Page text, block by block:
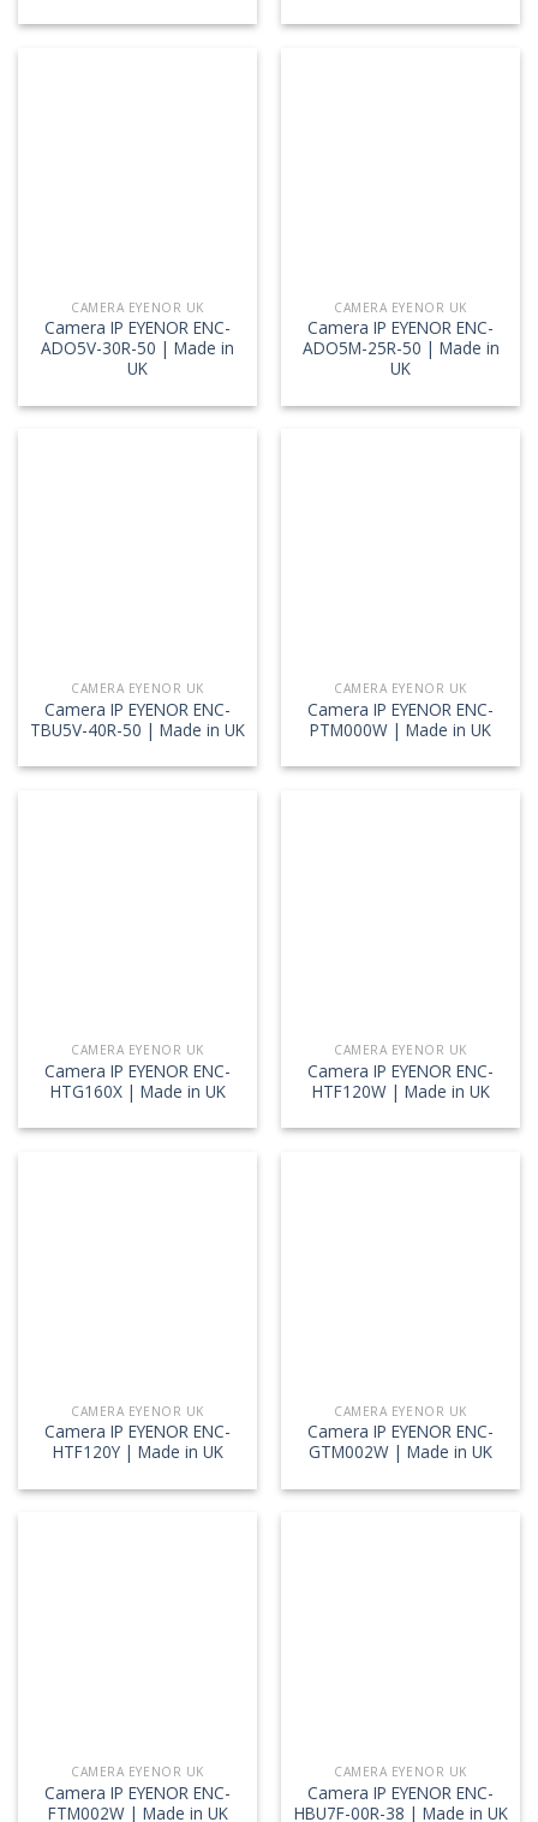
CAMERA EYENOR UK
Camera IP EYENOR ENC-
ADO5V-30R-50 | Made in
UK
CAMERA EYENOR UK
Camera IP EYENOR ENC-
ADO5M-25R-50 | Made in
UK
CAMERA EYENOR UK
Camera IP EYENOR ENC-
TBU5V-40R-50 | Made in UK
CAMERA EYENOR UK
Camera IP EYENOR ENC-
PTM000W | Made in UK
CAMERA EYENOR UK
Camera IP EYENOR ENC-
HTG160X | Made in UK
CAMERA EYENOR UK
Camera IP EYENOR ENC-
HTF120W | Made in UK
CAMERA EYENOR UK
Camera IP EYENOR ENC-
HTF120Y | Made in UK
CAMERA EYENOR UK
Camera IP EYENOR ENC-
GTM002W | Made in UK
CAMERA EYENOR UK
Camera IP EYENOR ENC-
FTM002W | Made in UK
CAMERA EYENOR UK
Camera IP EYENOR ENC-
HBU7F-00R-38 | Made in UK